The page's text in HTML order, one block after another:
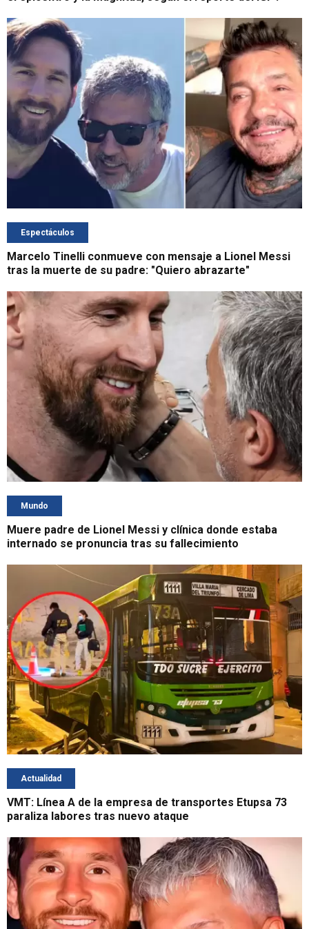
Espectáculos
Marcelo Tinelli conmueve con mensaje a Lionel Messi
tras la muerte de su padre: "Quiero abrazarte"
Mundo
Muere padre de Lionel Messi y clínica donde estaba
internado se pronuncia tras su fallecimiento
Actualidad
VMT: Línea A de la empresa de transportes Etupsa 73
paraliza labores tras nuevo ataque